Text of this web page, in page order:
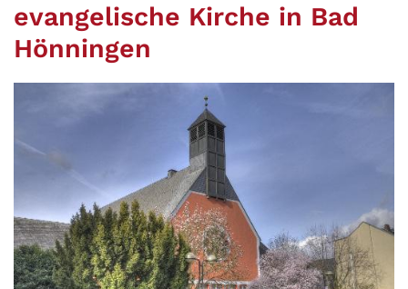
evangelische Kirche in Bad
Hönningen